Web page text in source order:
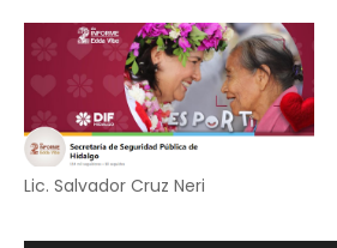
Lic. Salvador Cruz Neri